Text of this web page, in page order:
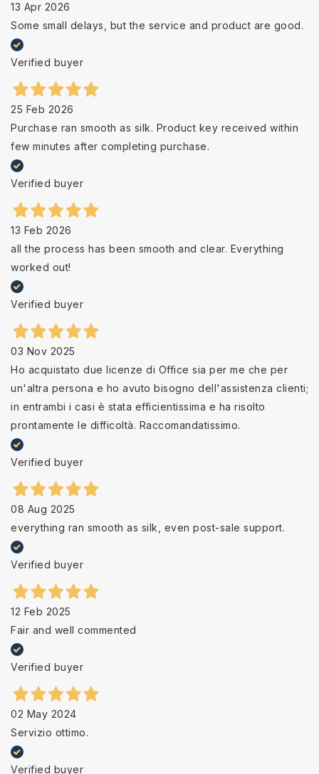
13 Apr 2026
Some small delays, but the service and product are good.
Verified buyer
25 Feb 2026
Purchase ran smooth as silk. Product key received within
few minutes after completing purchase.
Verified buyer
13 Feb 2026
all the process has been smooth and clear. Everything
worked out!
Verified buyer
03 Nov 2025
Ho acquistato due licenze di Office sia per me che per
un'altra persona e ho avuto bisogno dell'assistenza clienti;
in entrambi i casi è stata efficientissima e ha risolto
prontamente le difficoltà. Raccomandatissimo.
Verified buyer
08 Aug 2025
everything ran smooth as silk, even post-sale support.
Verified buyer
12 Feb 2025
Fair and well commented
Verified buyer
02 May 2024
Servizio ottimo.
Verified buyer